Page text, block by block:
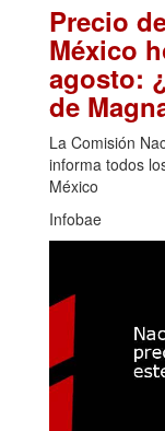
Precio
México
agosto:
de
La Comisión
informa todos
México
Infobae